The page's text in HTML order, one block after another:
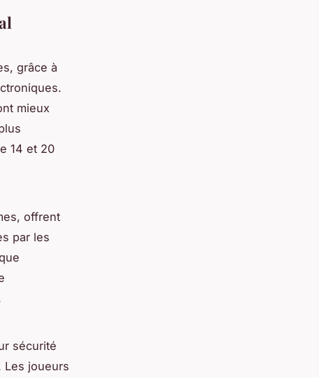
grâce à
mieux
14 et 20
offrent
par les
sécurité
Les joueurs